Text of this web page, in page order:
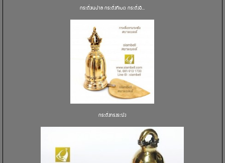
กระดิ่งเนปาล กระดิ่งทิเบต กระดิ่งอิ...
กระดิ่งทรงระฆัง